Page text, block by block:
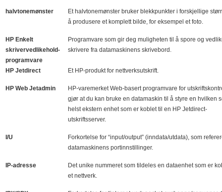
halvtonemønster
Et halvtonemønster bruker blekkpunkter i forskjellige
å produsere et komplett bilde, for eksempel et foto.
HP Enkelt
skrivervedlikehold-
programvare
Programvare som gir deg muligheten til å spore og
skrivere fra datamaskinens skrivebord.
HP Jetdirect Et HP-produkt for nettverksutskrift.
HP Web Jetadmin
HP-varemerket Web-basert programvare for
gjør at du kan bruke en datamaskin til å styre en hvilken
helst ekstern enhet som er koblet til en HP Jetdirect-
utskriftsserver.
I/U
Forkortelse for “input/output” (inndata/utdata), som
datamaskinens portinnstillinger.
IP-adresse
Det unike nummeret som tildeles en dataenhet som er
et nettverk.